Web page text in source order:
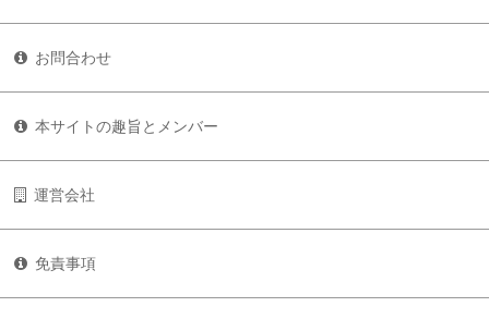
お問合わせ
本サイトの趣旨とメンバー
運営会社
免責事項